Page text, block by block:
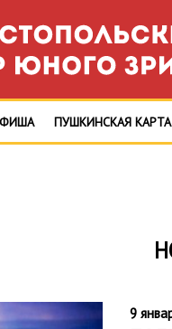
ПУШКИНСКАЯ КАРТА
9